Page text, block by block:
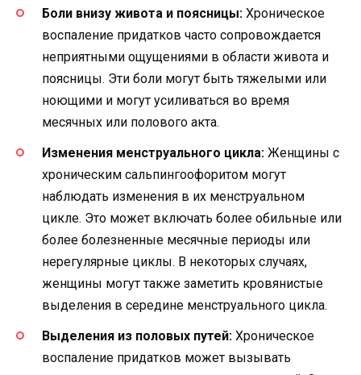
Боли внизу живота и поясницы: Хроническое
воспаление придатков часто сопровождается
неприятными ощущениями в области живота и
поясницы. Эти боли могут быть тяжелыми или
ноющими и могут усиливаться во время
месячных или полового акта.
Изменения менструального цикла: Женщины с
хроническим сальпингоофоритом могут
наблюдать изменения в их менструальном
цикле. Это может включать более обильные или
более болезненные месячные периоды или
нерегулярные циклы. В некоторых случаях,
женщины могут также заметить кровянистые
выделения в середине менструального цикла.
Выделения из половых путей: Хроническое
воспаление придатков может вызывать